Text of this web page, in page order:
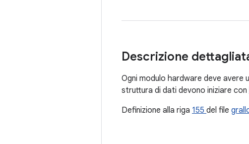
Descrizione
Ogni modulo hardware deve avere
struttura di dati devono iniziare con
Definizione alla riga 155 del file